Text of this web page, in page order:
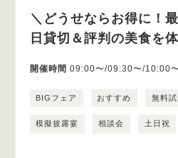
＼どうせならお得に！
日貸切＆評判の美食を
開催時間 09:00〜/09:30〜/10:00
BIGフェア おすすめ 無料試
模擬披露宴 相談会 土日祝